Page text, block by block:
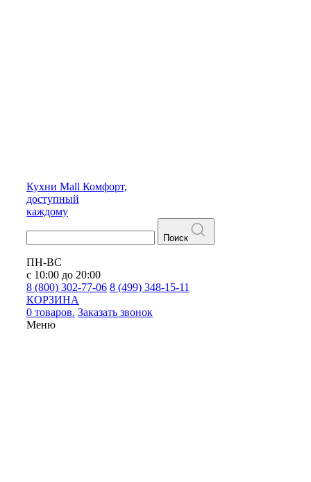
Кухни Mall Комфорт,
доступный
каждому
Поиск
ПН-ВС
с 10:00 до 20:00
8 (800) 302-77-06 8 (499) 348-15-11
КОРЗИНА
0 товаров. Заказать звонок
Меню